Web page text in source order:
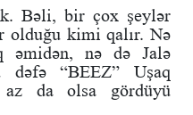
Bəli, bir çox şeylər
olduğu kimi qalır. Nə
əmidən, nə də Jalə
dəfə “BEEZ” Uşaq
az da olsa gördüyü